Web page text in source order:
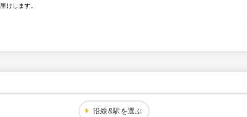
けします。
沿線&駅を選ぶ